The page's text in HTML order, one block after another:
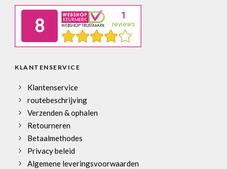
KLANTENSERVICE
Klantenservice
routebeschrijving
Verzenden & ophalen
Retourneren
Betaalmethodes
Privacy beleid
Algemene leveringsvoorwaarden